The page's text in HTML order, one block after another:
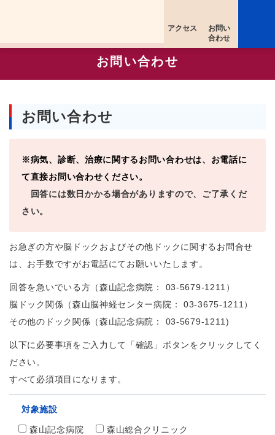
アクセス
お問い
合わせ
お問い合わせ
お問い合わせ
※病気、診断、治療に関するお問い合わせは、お電話に
て直接お問い合わせください。
回答には数日かかる場合がありますので、ご了承くだ
さい。
お急ぎの方や脳ドックおよびその他ドックに関するお問合せ
は、お手数ですがお電話にてお願いいたします。
回答を急いでいる方（森山記念病院： 03-5679-1211 ）
脳ドック関係（森山脳神経センター病院： 03-3675-1211 ）
その他のドック関係（森山記念病院： 03-5679-1211)
以下に必要事項をご入力して「確認」ボタンをクリックしてく
ださい。
すべて必須項目になります。
対象施設
森山記念病院
森山総合クリニック